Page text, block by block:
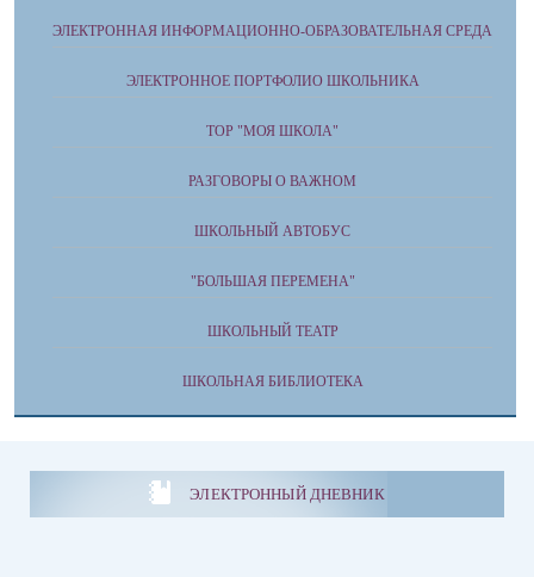
ЭЛЕКТРОННАЯ ИНФОРМАЦИОННО-ОБРАЗОВАТЕЛЬНАЯ СРЕДА
ЭЛЕКТРОННОЕ ПОРТФОЛИО ШКОЛЬНИКА
ТОР "МОЯ ШКОЛА"
РАЗГОВОРЫ О ВАЖНОМ
ШКОЛЬНЫЙ АВТОБУС
"БОЛЬШАЯ ПЕРЕМЕНА"
ШКОЛЬНЫЙ ТЕАТР
ШКОЛЬНАЯ БИБЛИОТЕКА
ЭЛЕКТРОННЫЙ ДНЕВНИК